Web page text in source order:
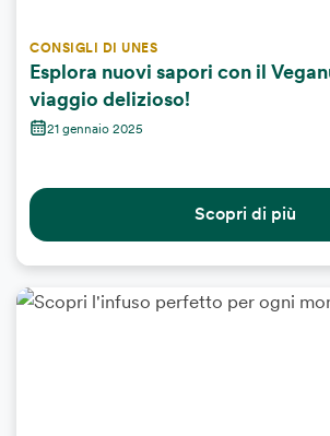
CONSIGLI DI UNES
Esplora nuovi sapori con il
viaggio delizioso!
21 gennaio 2025
Scopri di più